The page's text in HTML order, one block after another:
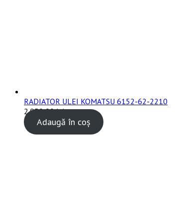
RADIATOR ULEI KOMATSU 6152-62-2210
2.050,00lei TVA inclus
Adaugă în coș